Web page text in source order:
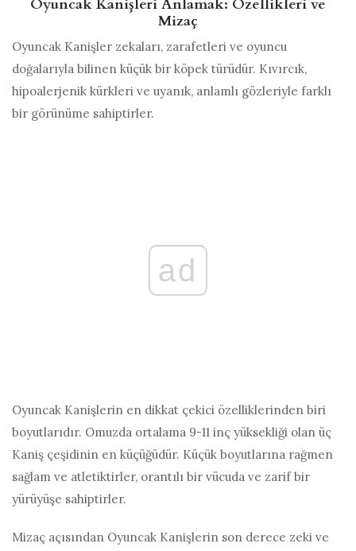
Oyuncak Kanişleri Anlamak: Özellikleri ve
Mizaç
Oyuncak Kanişler zekaları, zarafetleri ve oyuncu
doğalarıyla bilinen küçük bir köpek türüdür. Kıvırcık,
hipoalerjenik kürkleri ve uyanık, anlamlı gözleriyle farklı
bir görünüme sahiptirler.
ad
Oyuncak Kanişlerin en dikkat çekici özelliklerinden biri
boyutlarıdır. Omuzda ortalama 9-11 inç yüksekliği olan üç
Kaniş çeşidinin en küçüğüdür. Küçük boyutlarına rağmen
sağlam ve atletiktirler, orantılı bir vücuda ve zarif bir
yürüyüşe sahiptirler.
Mizaç açısından Oyuncak Kanişlerin son derece zeki ve